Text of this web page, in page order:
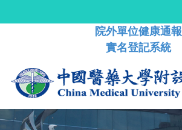
院外單位健康通報
實名登記系統